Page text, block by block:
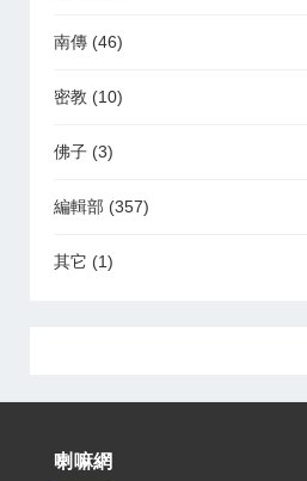
南傳 (46)
密教 (10)
佛子 (3)
編輯部 (357)
其它 (1)
喇嘛網